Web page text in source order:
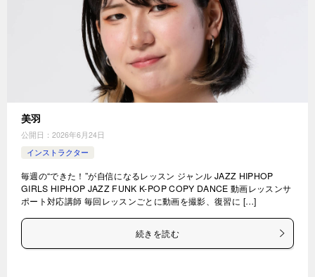
美羽
公開日： 2026年6月24日
インストラクター
毎週の“できた！”が自信になるレッスン ジャンル JAZZ HIPHOP
GIRLS HIPHOP JAZZ FUNK K-POP COPY DANCE 動画レッスンサ
ポート対応講師 毎回レッスンごとに動画を撮影、復習に […]
続きを読む